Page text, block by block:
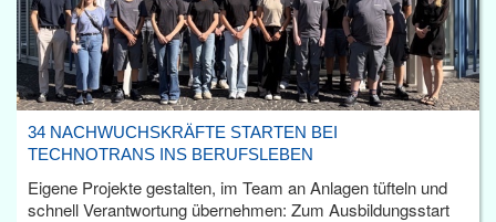
34 NACHWUCHSKRÄFTE STARTEN BEI
TECHNOTRANS INS BERUFSLEBEN
Eigene Projekte gestalten, im Team an Anlagen tüfteln und
schnell Verantwortung übernehmen: Zum Ausbildungsstart